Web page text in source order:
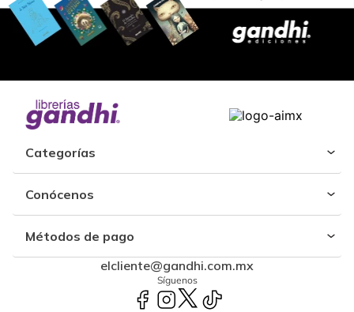
Categorías
Conócenos
Métodos de pago
elcliente@gandhi.com.mx
Síguenos